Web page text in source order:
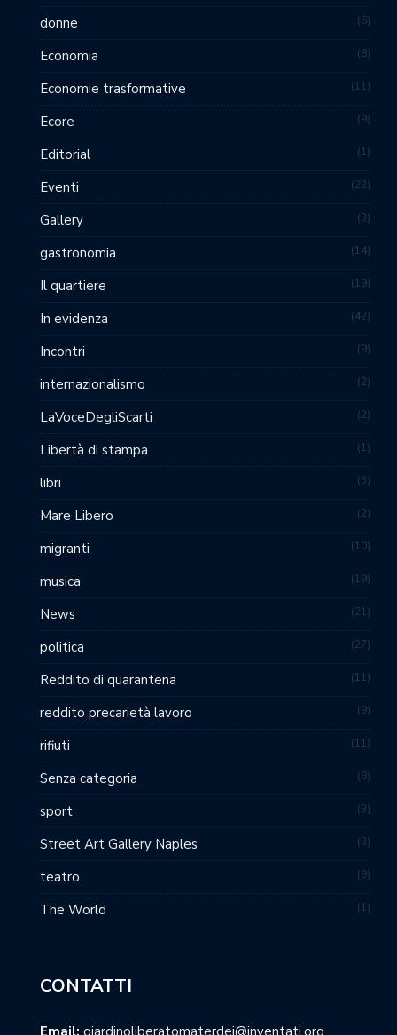
donne 6
Economia 8
Economie trasformative 11
Ecore 9
Editorial 1
Eventi 22
Gallery 3
gastronomia 14
Il quartiere 19
In evidenza 42
Incontri 9
internazionalismo 2
LaVoceDegliScarti 2
Libertà di stampa 1
libri 5
Mare Libero 2
migranti 10
musica 19
News 21
politica 27
Reddito di quarantena 11
reddito precarietà lavoro 9
rifiuti 11
Senza categoria 8
sport 3
Street Art Gallery Naples 3
teatro 9
The World 1
CONTATTI
Email: giardinoliberatomaterdei@inventati.org